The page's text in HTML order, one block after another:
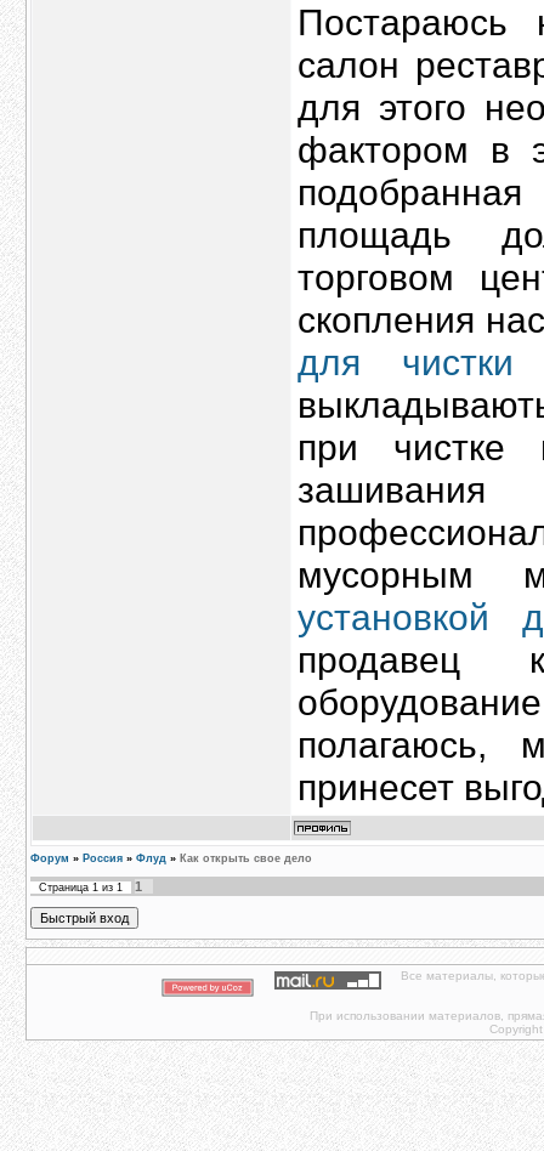
Постараюсь
салон
для этого
фактором в
площадь
торговом
скопления
для чистки
при чистке
мусорным
установкой
продавец
полагаюсь,
принесет
Форум » Россия » Флуд » Как открыть свое дело
Страница 1 из 1 1
Все материалы,
При использовании материалов,